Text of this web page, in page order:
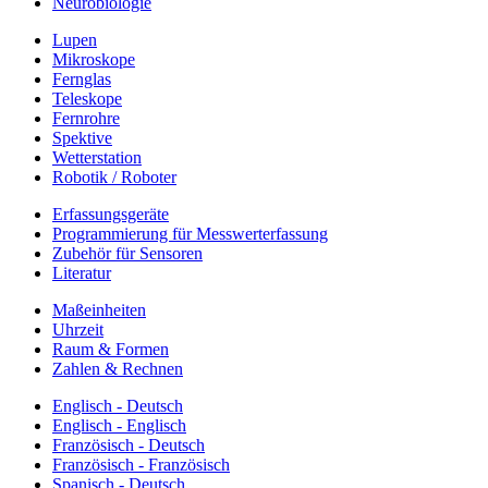
Lupen
Mikroskope
Fernglas
Teleskope
Fernrohre
Spektive
Wetterstation
Robotik / Roboter
Erfassungsgeräte
Programmierung für Messwerterfassung
Zubehör für Sensoren
Literatur
Maßeinheiten
Uhrzeit
Raum & Formen
Zahlen & Rechnen
Englisch - Deutsch
Englisch - Englisch
Französisch - Deutsch
Französisch - Französisch
Spanisch - Deutsch